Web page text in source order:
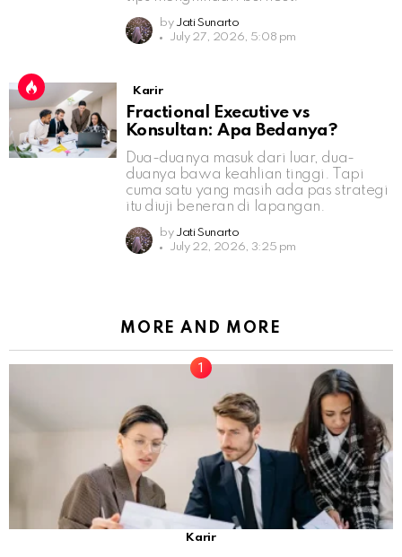
by Jati Sunarto
July 27, 2026, 5:08 pm
Karir
Fractional Executive vs
Konsultan: Apa Bedanya?
Dua-duanya masuk dari luar, dua-
duanya bawa keahlian tinggi. Tapi
cuma satu yang masih ada pas strategi
itu diuji beneran di lapangan.
by Jati Sunarto
July 22, 2026, 3:25 pm
MORE AND MORE
Karir